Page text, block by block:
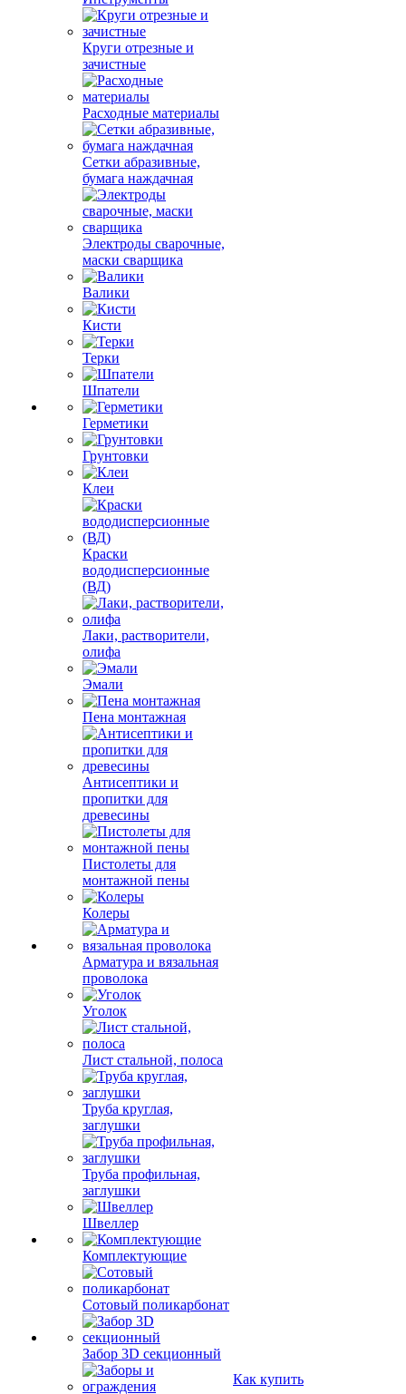
Круги отрезные и
зачистные
Расходные материалы
Сетки абразивные,
бумага наждачная
Электроды сварочные,
маски сварщика
Валики
Кисти
Терки
Шпатели
Герметики
Грунтовки
Клеи
Краски
вододисперсионные
(ВД)
Лаки, растворители,
олифа
Эмали
Пена монтажная
Антисептики и
пропитки для
древесины
Пистолеты для
монтажной пены
Колеры
Арматура и вязальная
проволока
Уголок
Лист стальной, полоса
Труба круглая,
заглушки
Труба профильная,
заглушки
Швеллер
Комплектующие
Сотовый поликарбонат
Забор 3D секционный
Как купить